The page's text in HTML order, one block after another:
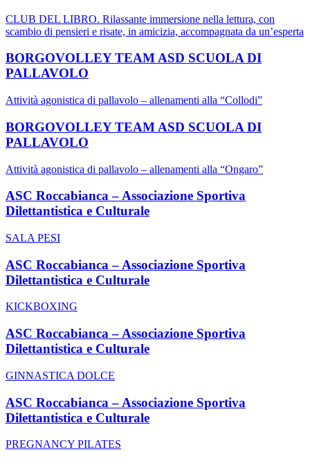
CLUB DEL LIBRO. Rilassante immersione nella lettura, con
scambio di pensieri e risate, in amicizia, accompagnata da un’esperta
BORGOVOLLEY TEAM ASD SCUOLA DI
PALLAVOLO
Attività agonistica di pallavolo – allenamenti alla “Collodi”
BORGOVOLLEY TEAM ASD SCUOLA DI
PALLAVOLO
Attività agonistica di pallavolo – allenamenti alla “Ongaro”
ASC Roccabianca – Associazione Sportiva
Dilettantistica e Culturale
SALA PESI
ASC Roccabianca – Associazione Sportiva
Dilettantistica e Culturale
KICKBOXING
ASC Roccabianca – Associazione Sportiva
Dilettantistica e Culturale
GINNASTICA DOLCE
ASC Roccabianca – Associazione Sportiva
Dilettantistica e Culturale
PREGNANCY PILATES